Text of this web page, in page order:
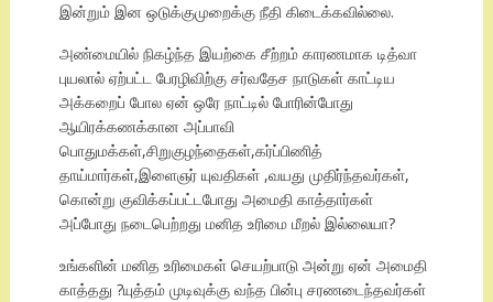
இன்றும் இன ஒடுக்குமுறைக்கு நீதி கிடைக்கவில்லை.
அண்மையில் நிகழ்ந்த இயற்கை சீற்றம் காரணமாக டித்வா
புயலால் ஏற்பட்ட பேரழிவிற்கு சர்வதேச நாடுகள் காட்டிய
அக்கறைப் போல ஏன் ஒரே நாட்டில் போரின்போது
ஆயிரக்கணக்கான அப்பாவி
பொதுமக்கள்,சிறுகுழந்தைகள்,கர்ப்பிணித்
தாய்மார்கள்,இளைஞர் யுவதிகள் ,வயது முதிர்ந்தவர்கள்,
கொன்று குவிக்கப்பட்டபோது அமைதி காத்தார்கள்
அப்போது நடைபெற்றது மனித உரிமை மீறல் இல்லையா?
உங்களின் மனித உரிமைகள் செயற்பாடு அன்று ஏன் அமைதி
காத்தது ?யுத்தம் முடிவுக்கு வந்த பின்பு சரணடைந்தவர்கள்